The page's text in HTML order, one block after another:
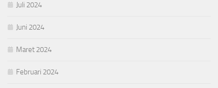
Juli 2024
Juni 2024
Maret 2024
Februari 2024